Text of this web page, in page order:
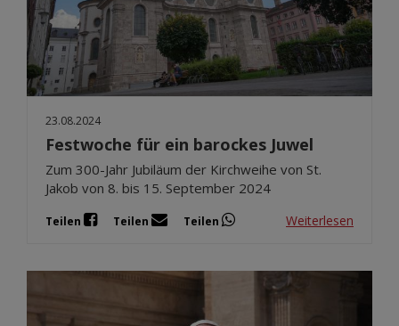
23.08.2024
Festwoche für ein barockes Juwel
Zum 300-Jahr Jubiläum der Kirchweihe von St.
Jakob von 8. bis 15. September 2024
Teilen Teilen Teilen Weiterlesen